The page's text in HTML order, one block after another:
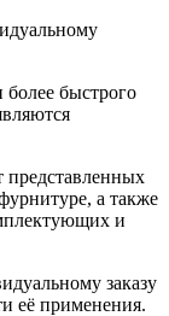
быстрого
представленных
а также
и
заказу
её применения.